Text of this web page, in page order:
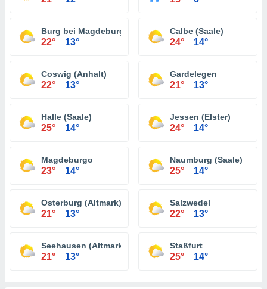
Burg bei Magdeburg
22° 13°
Calbe (Saale)
24° 14°
Coswig (Anhalt)
22° 13°
Gardelegen
21° 13°
Halle (Saale)
25° 14°
Jessen (Elster)
24° 14°
Magdeburgo
23° 14°
Naumburg (Saale)
25° 14°
Osterburg (Altmark)
21° 13°
Salzwedel
22° 13°
Seehausen (Altmark)
21° 13°
Staßfurt
25° 14°